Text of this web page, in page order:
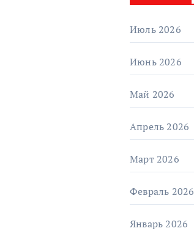
Июль 2026
Июнь 2026
Май 2026
Апрель 2026
Март 2026
Февраль 2026
Январь 2026